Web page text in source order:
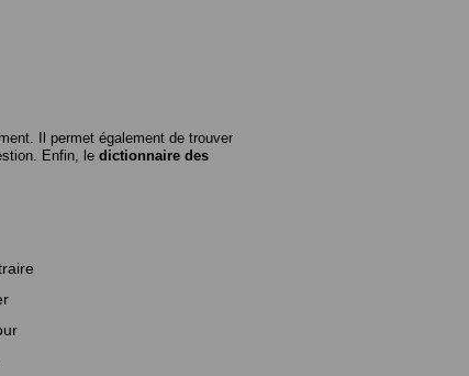
Il permet également de trouver
Enfin, le dictionnaire des